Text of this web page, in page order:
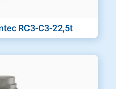
RC3-C3-22,5t